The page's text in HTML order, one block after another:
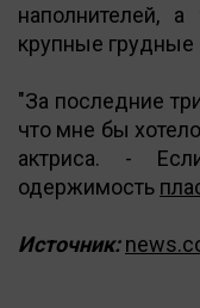
наполнителей,
крупные грудные
"За последние
что мне бы
актриса. -
одержимость
Источник: